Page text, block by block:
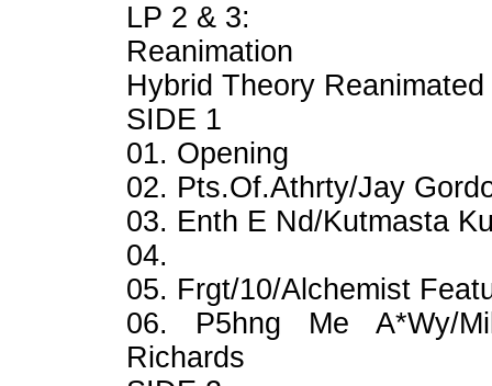
LP 2 & 3:
Reanimation
Hybrid Theory
SIDE 1
01. Opening
02. Pts.Of.Athrty/Jay
03. Enth E Nd/Kutmasta
04.
05. Frgt/10/Alchemist
06. P5hng Me A*Wy/
Richards